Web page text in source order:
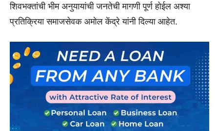
शिवभक्तांची भीम अनुयायांची जनतेची मागणी पूर्ण होईल अश्या
प्रतिक्रिया समाजसेवक अमोल केंद्रे यांनी दिल्या आहेत.